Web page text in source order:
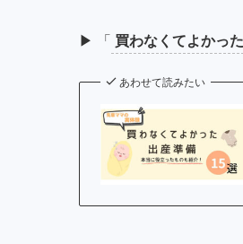
▶︎ 「 買わなくてよかっ
あわせて読みたい